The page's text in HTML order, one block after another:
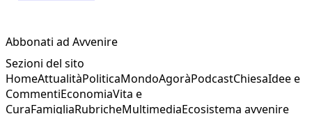
Abbonati ad Avvenire
Sezioni del sito
HomeAttualitàPoliticaMondoAgoràPodcastChiesaIdee e
CommentiEconomiaVita e
CuraFamigliaRubricheMultimediaEcosistema avvenire